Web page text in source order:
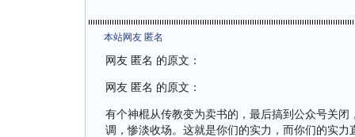
本站网友 匿名
网友 匿名 的原文：
网友 匿名 的原文：
有个神棍从传教变为卖书的，最后搞到公众号关
调，惨淡收场。这就是你们的实力，而你们的实力